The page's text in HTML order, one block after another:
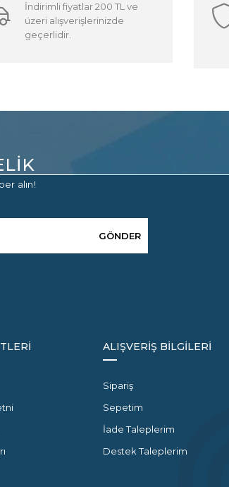
İndirimli fiyatlar 200 TL ve
üzeri alışverişlerinizde
geçerlidir.
alın!
GÖNDER
ALIŞVERİŞ BİLGİLERİ
Sipariş
Sepetim
İade Taleplerim
Destek Taleplerim